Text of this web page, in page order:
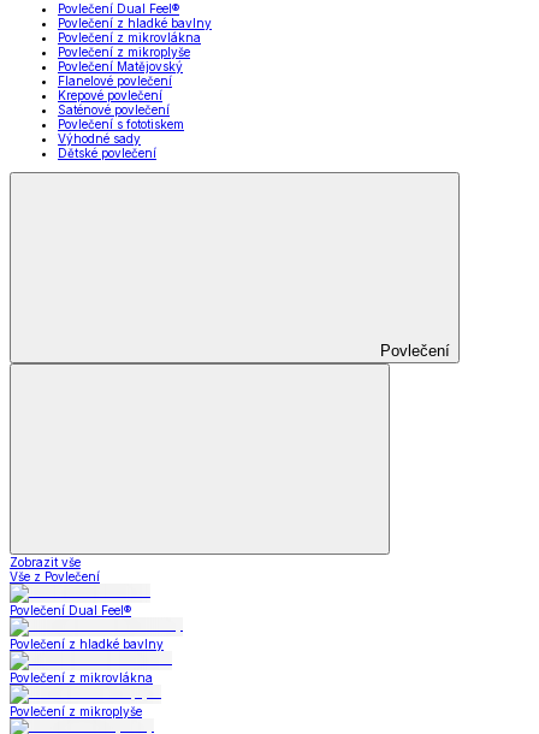
Povlečení Dual Feel®
Povlečení z hladké bavlny
Povlečení z mikrovlákna
Povlečení z mikroplyše
Povlečení Matějovský
Flanelové povlečení
Krepové povlečení
Saténové povlečení
Povlečení s fototiskem
Výhodné sady
Dětské povlečení
Povlečení
Zobrazit vše
Vše z Povlečení
Povlečení Dual Feel®
Povlečení z hladké bavlny
Povlečení z mikrovlákna
Povlečení z mikroplyše